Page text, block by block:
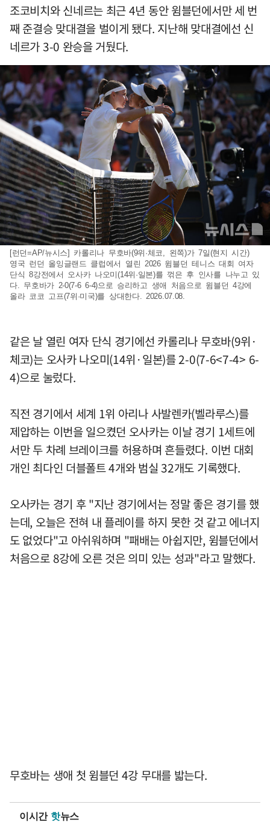
조코비치와 신네르는 최근 4년 동안 윔블던에서만 세 번
째 준결승 맞대결을 벌이게 됐다. 지난해 맞대결에선 신
네르가 3-0 완승을 거뒀다.
[런던=AP/뉴시스] 카롤리나 무호바(9위·체코, 왼쪽)가 7일(현지 시간)
영국 런던 올잉글랜드 클럽에서 열린 2026 윔블던 테니스 대회 여자
단식 8강전에서 오사카 나오미(14위·일본)를 꺾은 후 인사를 나누고 있
다. 무호바가 2-0(7-6 6-4)으로 승리하고 생애 처음으로 윔블던 4강에
올라 코코 고프(7위·미국)를 상대한다. 2026.07.08.
같은 날 열린 여자 단식 경기에선 카롤리나 무호바(9위·
체코)는 오사카 나오미(14위·일본)를 2-0(7-6<7-4> 6-
4)으로 눌렀다.
직전 경기에서 세계 1위 아리나 사발렌카(벨라루스)를
제압하는 이번을 일으켰던 오사카는 이날 경기 1세트에
서만 두 차례 브레이크를 허용하며 흔들렸다. 이번 대회
개인 최다인 더블폴트 4개와 범실 32개도 기록했다.
오사카는 경기 후 "지난 경기에서는 정말 좋은 경기를 했
는데, 오늘은 전혀 내 플레이를 하지 못한 것 같고 에너지
도 없었다"고 아쉬워하며 "패배는 아쉽지만, 윔블던에서
처음으로 8강에 오른 것은 의미 있는 성과"라고 말했다.
무호바는 생애 첫 윔블던 4강 무대를 밟는다.
이시간 핫뉴스